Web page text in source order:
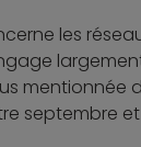
les
mentionnée
septembre et